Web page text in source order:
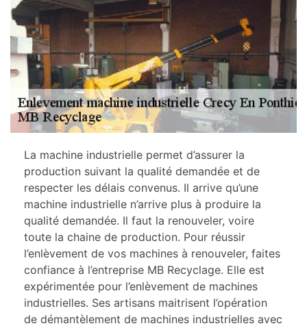
La machine industrielle permet d’assurer la
production suivant la qualité demandée et de
respecter les délais convenus. Il arrive qu’une
machine industrielle n’arrive plus à produire la
qualité demandée. Il faut la renouveler, voire
toute la chaine de production. Pour réussir
l’enlèvement de vos machines à renouveler, faites
confiance à l’entreprise MB Recyclage. Elle est
expérimentée pour l’enlèvement de machines
industrielles. Ses artisans maitrisent l’opération
de démantèlement de machines industrielles avec